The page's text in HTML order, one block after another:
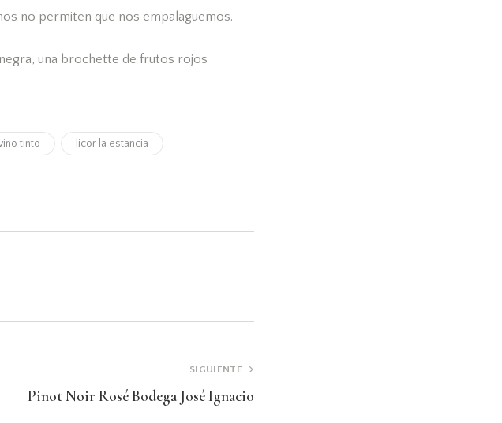
no permiten que nos empalaguemos.
una brochette de frutos rojos
tinto licor la estancia
SIGUIENTE
Pinot Noir Rosé Bodega José Ignacio